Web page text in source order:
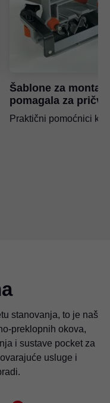
Šablone za
pomagala za
Praktični pomoćnici
stanovanja, to je naš
preklopnih okova,
i sustave pocket za
usluge i